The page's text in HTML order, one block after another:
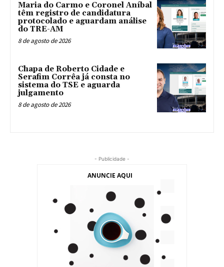
Maria do Carmo e Coronel Aníbal
têm registro de candidatura
protocolado e aguardam análise
do TRE-AM
8 de agosto de 2026
Chapa de Roberto Cidade e
Serafim Corrêa já consta no
sistema do TSE e aguarda
julgamento
8 de agosto de 2026
- Publicidade -